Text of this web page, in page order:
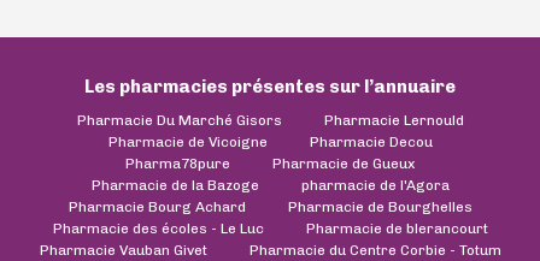
Les pharmacies présentes sur l’annuaire
Pharmacie Du Marché Gisors
Pharmacie Lernould
Pharmacie de Vicoigne
Pharmacie Decou
Pharma78pure
Pharmacie de Gueux
Pharmacie de la Bazoge
pharmacie de l'Agora
Pharmacie Bourg Achard
Pharmacie de Bourghelles
Pharmacie des écoles - Le Luc
Pharmacie de blerancourt
Pharmacie Vauban Givet
Pharmacie du Centre Corbie - Totum